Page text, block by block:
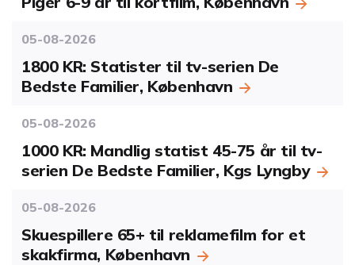
05-08-2026
1800 KR: Statister til tv-serien De
Bedste Familier, København
05-08-2026
1000 KR: Mandlig statist 45-75 år til tv-
serien De Bedste Familier, Kgs Lyngby
05-08-2026
Skuespillere 65+ til reklamefilm for et
skakfirma, København